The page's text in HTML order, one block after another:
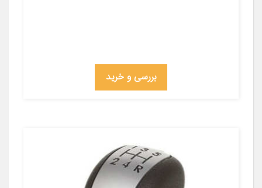
بررسی و خرید